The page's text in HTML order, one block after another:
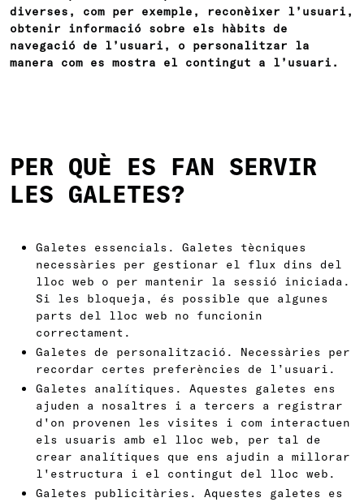
diverses, com per exemple, reconèixer l’usuari,
obtenir informació sobre els hàbits de
navegació de l’usuari, o personalitzar la
manera com es mostra el contingut a l’usuari.
PER QUÈ ES FAN SERVIR
LES GALETES?
Galetes essencials. Galetes tècniques
necessàries per gestionar el flux dins del
lloc web o per mantenir la sessió iniciada.
Si les bloqueja, és possible que algunes
parts del lloc web no funcionin
correctament.
Galetes de personalització. Necessàries per
recordar certes preferències de l’usuari.
Galetes analítiques. Aquestes galetes ens
ajuden a nosaltres i a tercers a registrar
d'on provenen les visites i com interactuen
els usuaris amb el lloc web, per tal de
crear analítiques que ens ajudin a millorar
l'estructura i el contingut del lloc web.
Galetes publicitàries. Aquestes galetes es